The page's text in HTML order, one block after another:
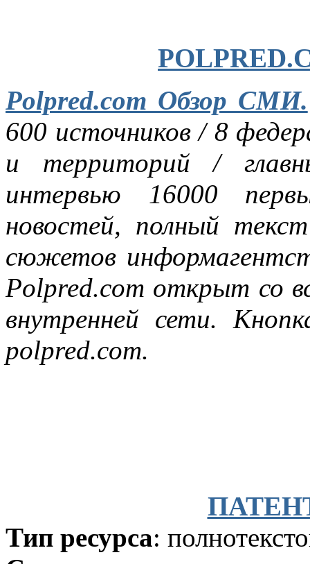
Polpred.com Обзор СМИ.
600 источников / 8
и территорий /
интервью 16000
новостей, полный
сюжетов
Polpred.com открыт со
внутренней сети.
polpred.com.
Тип ресурса: